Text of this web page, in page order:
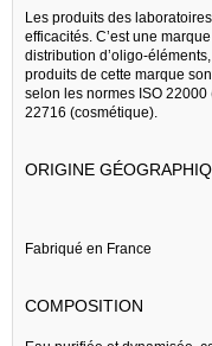
Les produits des
efficacités. C’est une
distribution d’oligo-
produits de cette marque
selon les normes ISO
22716 (cosmétique).
ORIGINE
Fabriqué en France
COMPOSITION